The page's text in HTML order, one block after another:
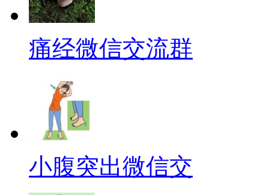
痛经微信交流群
小腹突出微信交